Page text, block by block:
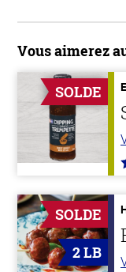
Vous aimerez
SOLDE
SOLDE
2 LB